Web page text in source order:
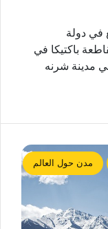
في دولة
باكتيكا في
مدينة شرنه
مدن حول العالم